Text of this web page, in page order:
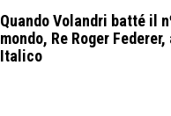
Quando Volandri batté il
mondo, Re Roger
Italico